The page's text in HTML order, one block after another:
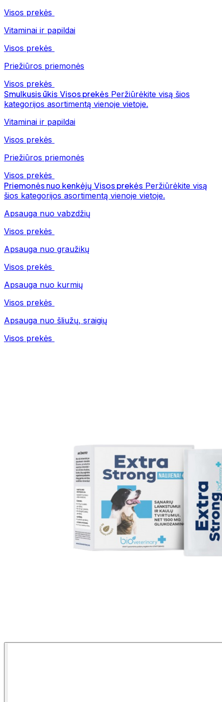
Visos prekės
Vitaminai ir papildai
Visos prekės
Priežiūros priemonės
Visos prekės
Smulkusis ūkis Visos prekės Peržiūrėkite visą šios
kategorijos asortimentą vienoje vietoje.
Vitaminai ir papildai
Visos prekės
Priežiūros priemonės
Visos prekės
Priemonės nuo kenkėjų Visos prekės Peržiūrėkite visą
šios kategorijos asortimentą vienoje vietoje.
Apsauga nuo vabzdžių
Visos prekės
Apsauga nuo graužikų
Visos prekės
Apsauga nuo kurmių
Visos prekės
Apsauga nuo šliužų, sraigių
Visos prekės